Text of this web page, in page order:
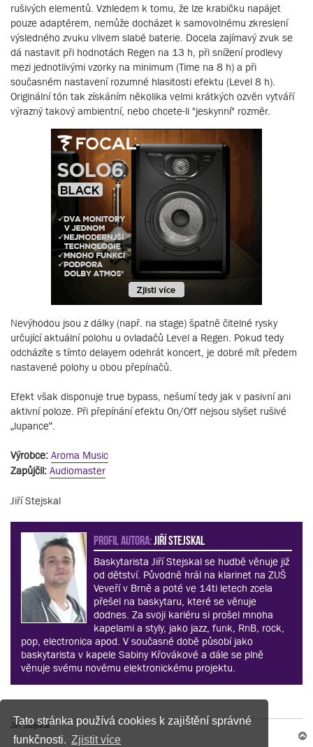
Tato stránka používá cookies k zajištění správné
funkčnosti. Zjistit více
rušivých elementů. Vzhledem k tomu, že lze krabičku napájet
pouze adaptérem, nemůže docházet k samovolnému zkreslení
výsledného zvuku vlivem slabé baterie. Docela zajímavý zvuk se
dá nastavit při hodnotách Regen na 13 h, při snížení prodlevy
mezi jednotlivými vzorky na minimum (Time na 8 h) a při
současném nastavení rozumné hlasitosti efektu (Level 8 h).
Originální tón tak získáním několika velmi krátkých ozvěn vytváří
výrazný takový ambientní, nebo chcete-li "jeskynní" rozměr.
Nevýhodou jsou z dálky (např. na stage) špatně čitelné rysky
určující aktuální polohu u ovladačů Level a Regen. Pokud tedy
odcházíte s tímto delayem odehrát koncert, je dobré mít předem
nastavené polohy u obou přepínačů.
Efekt však disponuje true bypass, nešumí tedy jak v pasivní ani
aktivní poloze. Při přepínání efektu On/Off nejsou slyšet rušivé
„lupance“.
Výrobce: Aroma Music
Zapůjčil: Audiomaster
Jiří Stejskal
PROFIL AUTORA: Jiří Stejskal
Baskytarista Jiří Stejskal se hudbě věnuje již
od dětství. Původně hrál na klarinet na ZUŠ
Veveří v Brně a poté ve 14ti letech zcela
přešel na baskytaru, které se věnuje
dodnes. Za svoji kariéru si prošel mnoha
kapelami a styly, jako jazz, funk, RnB, rock,
pop, electronica apod. V současné době působí jako
baskytarista v kapele Sabiny Křovákové a dále se plně
věnuje svému novému elektronickému projektu.
Jiří Stejskal